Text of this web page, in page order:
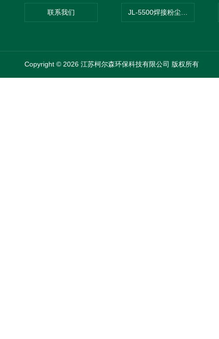
联系我们 JL-5500焊接粉尘吸尘器
Copyright © 2026 江苏柯尔森环保科技有限公司 版权所有